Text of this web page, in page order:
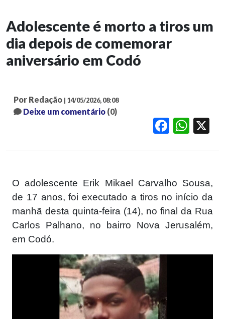
Adolescente é morto a tiros um
dia depois de comemorar
aniversário em Codó
Por Redação | 14/05/2026, 08:08
Deixe um comentário (0)
FacebookWhatsApp
O adolescente Erik Mikael Carvalho Sousa,
de 17 anos, foi executado a tiros no início da
manhã desta quinta-feira (14), no final da Rua
Carlos Palhano, no bairro Nova Jerusalém,
em Codó.